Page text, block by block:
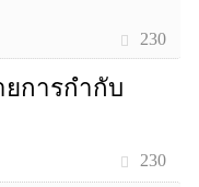
230
การกำกับ
230